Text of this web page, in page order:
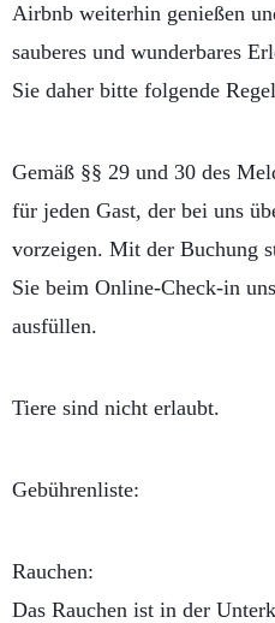
Airbnb weiterhin genießen
sauberes und wunderbares
Sie daher bitte folgende
Gemäß §§ 29 und 30 des
für jeden Gast, der bei uns
vorzeigen. Mit der Buchung
Sie beim Online-Check-in
ausfüllen.
Tiere sind nicht erlaubt.
Gebührenliste:
Rauchen:
Das Rauchen ist in der